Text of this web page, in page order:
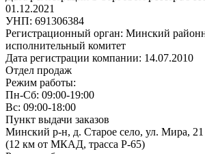
01.12.2021
УНП: 691306384
Регистрационный орган: Минский
исполнительный комитет
Дата регистрации компании: 14.07.2010
Отдел продаж
Режим работы:
Пн-Сб: 09:00-19:00
Вс: 09:00-18:00
Пункт выдачи заказов
Минский р-н, д. Старое село, ул. Мира, 21
(12 км от МКАД, трасса P-65)